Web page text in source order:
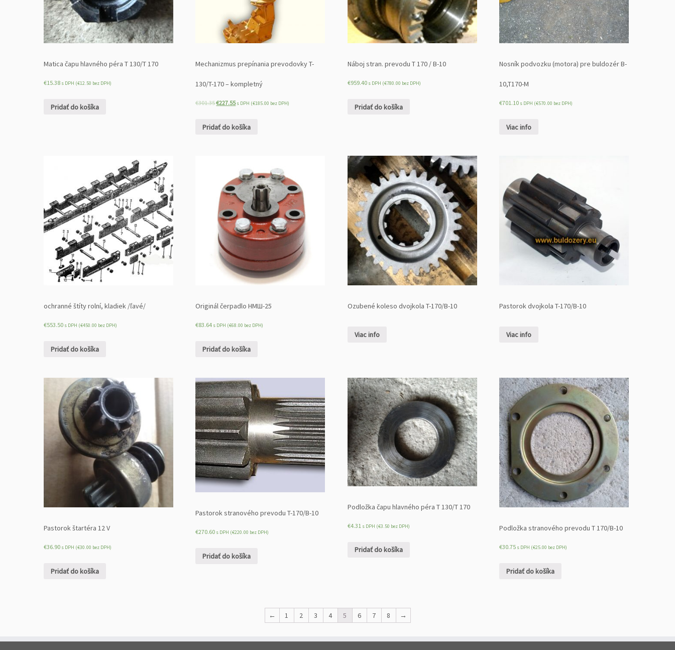
Matica čapu hlavného péra T 130/T 170
€15.38 s DPH (€12.50 bez DPH)
Pridať do košíka
Mechanizmus prepínania prevodovky T-
130/T-170 – kompletný
€301.35€227.55s DPH (€185.00 bez DPH)
Pridať do košíka
Náboj stran. prevodu T 170 / B-10
€959.40 s DPH (€780.00 bez DPH)
Pridať do košíka
Nosník podvozku (motora) pre buldozér B-
10,T170-M
€701.10 s DPH (€570.00 bez DPH)
Viac info
ochranné štíty rolní, kladiek /ľavé/
€553.50 s DPH (€450.00 bez DPH)
Pridať do košíka
Originál čerpadlo НМШ-25
€83.64 s DPH (€68.00 bez DPH)
Pridať do košíka
Ozubené koleso dvojkola T-170/B-10
Viac info
Pastorok dvojkola T-170/B-10
Viac info
Pastorok štartéra 12 V
€36.90 s DPH (€30.00 bez DPH)
Pridať do košíka
Pastorok stranového prevodu T-170/B-10
€270.60 s DPH (€220.00 bez DPH)
Pridať do košíka
Podložka čapu hlavného péra T 130/T 170
€4.31 s DPH (€3.50 bez DPH)
Pridať do košíka
Podložka stranového prevodu T 170/B-10
€30.75 s DPH (€25.00 bez DPH)
Pridať do košíka
← 1 2 3 4 5 6 7 8 →